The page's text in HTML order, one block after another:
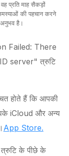
प्रति माह सैकड़ों
की पहचान करने
है।
Failed: There
server" त्रुटि
होते हैं कि आपकी
iCloud और अन्य
App Store.
के पीछे के